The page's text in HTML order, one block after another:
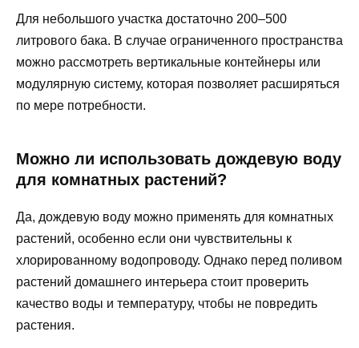
Для небольшого участка достаточно 200–500
литрового бака. В случае ограниченного пространства
можно рассмотреть вертикальные контейнеры или
модулярную систему, которая позволяет расширяться
по мере потребности.
Можно ли использовать дождевую воду
для комнатных растений?
Да, дождевую воду можно применять для комнатных
растений, особенно если они чувствительны к
хлорированному водопроводу. Однако перед поливом
растений домашнего интерьера стоит проверить
качество воды и температуру, чтобы не повредить
растения.